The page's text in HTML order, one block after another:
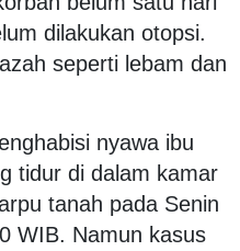
dilakukan otopsi.
seperti lebam dan
nyawa ibu
tidur di dalam kamar
tanah pada Senin
WIB. Namun kasus